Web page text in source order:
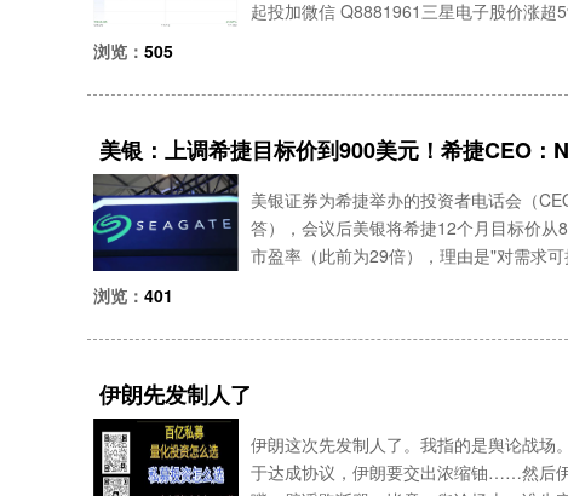
起投加微信 Q8881961三星电子股价涨超
浏览： 505
美银：上调希捷目标价到900美元！希捷CEO
间！（电话会深度分析）
美银证券为希捷举办的投资者电话会（
答），会议后美银将希捷12个月目标价
市盈率（此前为29倍），理由是"对需求
浏览： 401
伊朗先发制人了
伊朗这次先发制人了。我指的是舆论战场
于达成协议，伊朗要交出浓缩铀……然后